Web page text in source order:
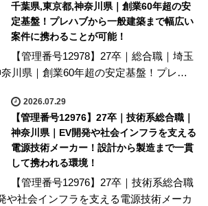
千葉県,東京都,神奈川県｜創業60年超の安
定基盤！プレハブから一般建築まで幅広い
案件に携わることが可能！
【管理番号12978】27卒｜総合職｜埼玉
川県｜創業60年超の安定基盤！プレ…
2026.07.29
【管理番号12976】27卒｜技術系総合職｜
神奈川県｜EV開発や社会インフラを支える
電源技術メーカー！設計から製造まで一貫
して携われる環境！
【管理番号12976】27卒｜技術系総合職
や社会インフラを支える電源技術メーカ